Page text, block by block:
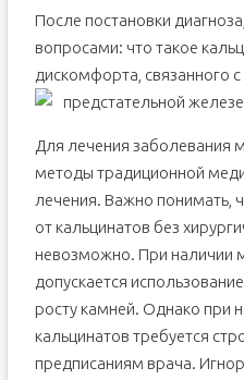
После постановки
вопросами: что такое
дискомфорта, связанного
предстательной
Для лечения заболевания
методы традиционной
лечения. Важно понимать,
от кальцинатов без
невозможно. При наличии
допускается
росту камней. Однако при
кальцинатов требуется
предписаниям врача.